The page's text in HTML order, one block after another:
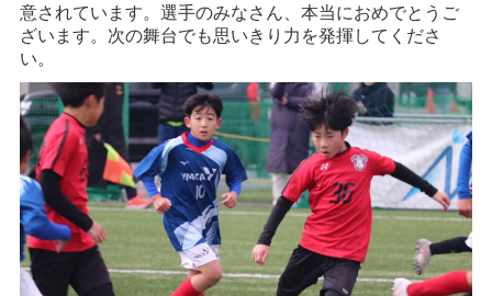
意されています。選手のみなさん、本当におめでとうご
ざいます。次の舞台でも思いきり力を発揮してくださ
い。